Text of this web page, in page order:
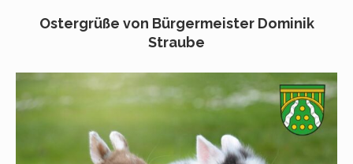
Ostergrüße von Bürgermeister Dominik
Straube